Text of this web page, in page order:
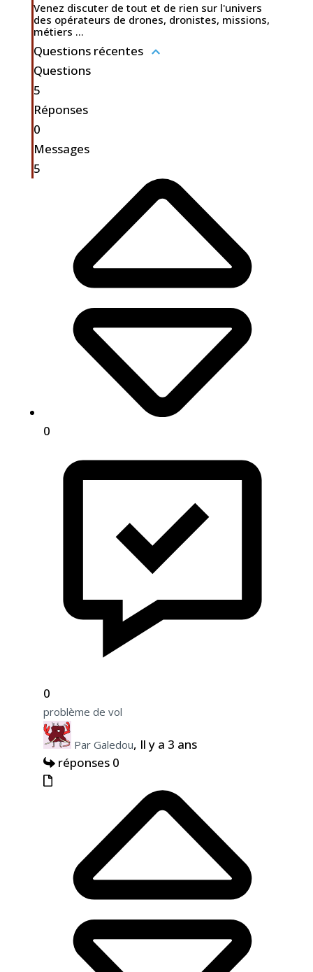
Venez discuter de tout et de rien sur l'univers
des opérateurs de drones, dronistes, missions,
métiers ...
Questions récentes
Questions
5
Réponses
0
Messages
5
0
0
problème de vol
Par Galedou, Il y a 3 ans
réponses 0